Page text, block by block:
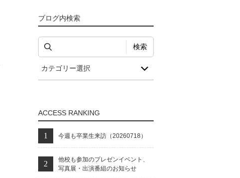
ブログ内検索
検索
カテゴリー選択
ACCESS RANKING
今週も卒業生来訪（20260718）
他校も参加のプレゼンイベント、
写真展・出演番組のお知らせ